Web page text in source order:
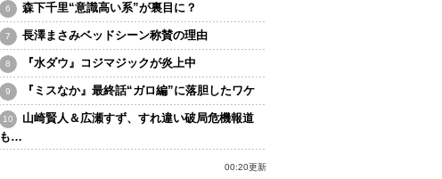
森下千里“意識高い系”が裏目に？
長澤まさみベッドシーン称賛の理由
『水ダウ』コジマジックが炎上中
『ミスなか』最終話“ガロ編”に落胆したワケ
山崎賢人＆広瀬すず、すれ違い破局危機報道
も…
00:20更新